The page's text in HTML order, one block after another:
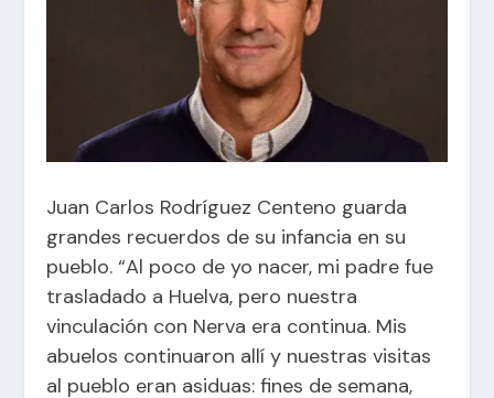
Juan Carlos Rodríguez Centeno guarda
grandes recuerdos de su infancia en su
pueblo. “Al poco de yo nacer, mi padre fue
trasladado a Huelva, pero nuestra
vinculación con Nerva era continua. Mis
abuelos continuaron allí y nuestras visitas
al pueblo eran asiduas: fines de semana,